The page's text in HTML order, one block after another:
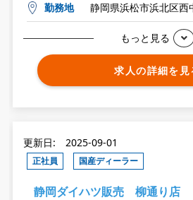
勤務地 静岡県浜松市浜北区西
もっと見る
求人の詳細を見
更新日: 2025-09-01
正社員 国産ディーラー
静岡ダイハツ販売 柳通り店